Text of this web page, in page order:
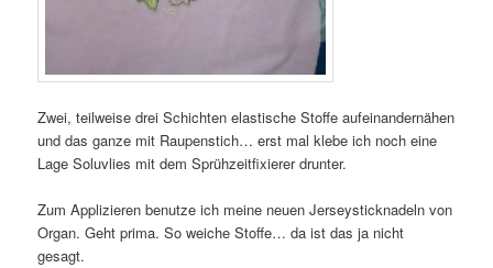
Zwei, teilweise drei Schichten elastische Stoffe aufeinandernähen
und das ganze mit Raupenstich… erst mal klebe ich noch eine
Lage Soluvlies mit dem Sprühzeitfixierer drunter.
Zum Applizieren benutze ich meine neuen Jerseysticknadeln von
Organ. Geht prima. So weiche Stoffe… da ist das ja nicht
gesagt.